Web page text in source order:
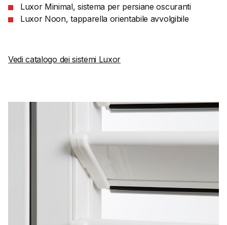
Luxor Minimal, sistema per persiane oscuranti
Luxor Noon, tapparella orientabile avvolgibile
Vedi catalogo dei sistemi Luxor